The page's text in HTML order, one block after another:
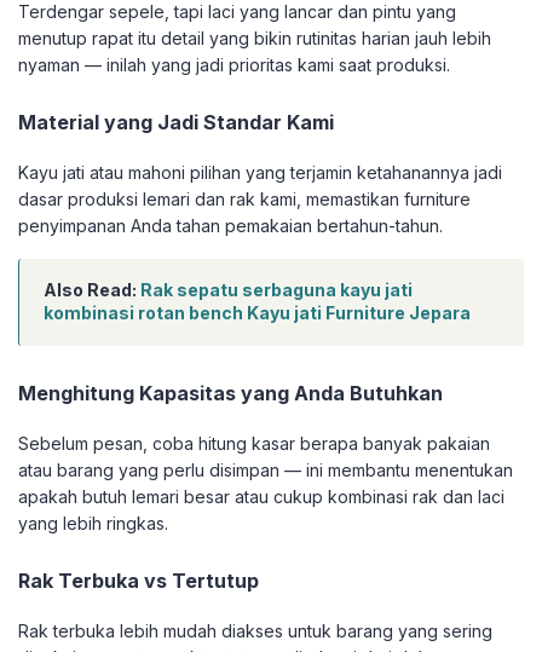
Terdengar sepele, tapi laci yang lancar dan pintu yang
menutup rapat itu detail yang bikin rutinitas harian jauh lebih
nyaman — inilah yang jadi prioritas kami saat produksi.
Material yang Jadi Standar Kami
Kayu jati atau mahoni pilihan yang terjamin ketahanannya jadi
dasar produksi lemari dan rak kami, memastikan furniture
penyimpanan Anda tahan pemakaian bertahun-tahun.
Also Read: Rak sepatu serbaguna kayu jati
kombinasi rotan bench Kayu jati Furniture Jepara
Menghitung Kapasitas yang Anda Butuhkan
Sebelum pesan, coba hitung kasar berapa banyak pakaian
atau barang yang perlu disimpan — ini membantu menentukan
apakah butuh lemari besar atau cukup kombinasi rak dan laci
yang lebih ringkas.
Rak Terbuka vs Tertutup
Rak terbuka lebih mudah diakses untuk barang yang sering